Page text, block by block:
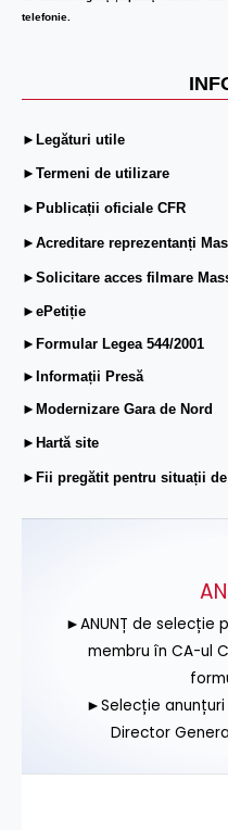
telefonie.
►Legături utile
►Termeni de utilizare
►Publicații oficiale CFR
►Acreditare reprezentanți
►Solicitare acces filmare
►ePetiție
►Formular Legea 544/2001
►Informații Presă
►Modernizare Gara de Nord
►Hartă site
►Fii pregătit pentru situații
►ANUNȚ de selecție
membru în CA-ul
►Selecție
Director